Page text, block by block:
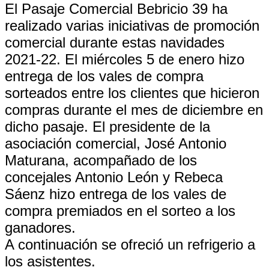
El Pasaje Comercial Bebricio 39 ha
realizado varias iniciativas de promoción
comercial durante estas navidades
2021-22. El miércoles 5 de enero hizo
entrega de los vales de compra
sorteados entre los clientes que hicieron
compras durante el mes de diciembre en
dicho pasaje. El presidente de la
asociación comercial, José Antonio
Maturana, acompañado de los
concejales Antonio León y Rebeca
Sáenz hizo entrega de los vales de
compra premiados en el sorteo a los
ganadores.
A continuación se ofreció un refrigerio a
los asistentes.